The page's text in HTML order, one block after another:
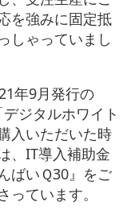
を強みに固定抵
しゃっていまし
年9月発行の
ジタルホワイト
入いただいた時
、IT導入補助金
ばいＱ30』をご
ています。